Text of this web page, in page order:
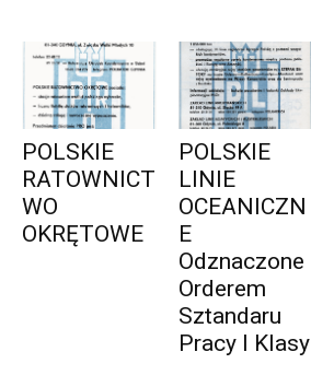
POLSKIE
RATOWNICT
WO
OKRĘTOWE
POLSKIE
LINIE
OCEANICZN
E
Odznaczone
Orderem
Sztandaru
Pracy I Klasy